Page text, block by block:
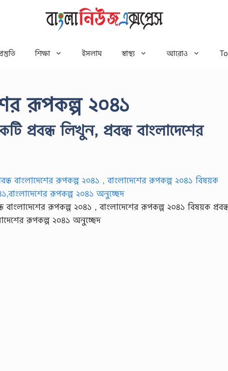
শিক্ষা ইসলাম স্বাস্থ্য আরোও
রূপকল্প ২০৪১
প্রবন্ধ লিখুন, প্রবন্ধ বাংলাদেশের
বাংলাদেশের রূপকল্প ২০৪১ , বাংলাদেশের রূপকল্প ২০৪১ বিষয়ক
রূপকল্প ২০৪১ অনুচ্ছেদ